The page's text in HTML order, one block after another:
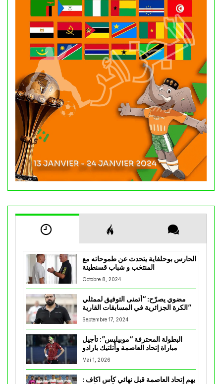
الحارس بوحلفاية يتحدث عن طموحاته مع
المنتخب و شباب قسنطينة
Octobre 8, 2024
مضوي يصرّح: “أتمنى التوفيق لممثلي
الكرة الجزائرية في المسابقات القارية”
Septembre 17, 2024
البطولة المحترفة “موبيليس”: تأجيل
مباراة إتحاد العاصمة وأتلتيك بارادو
Mai 1, 2026
يهم إتحاد العاصمة قبل نهائي كأس اكاف :